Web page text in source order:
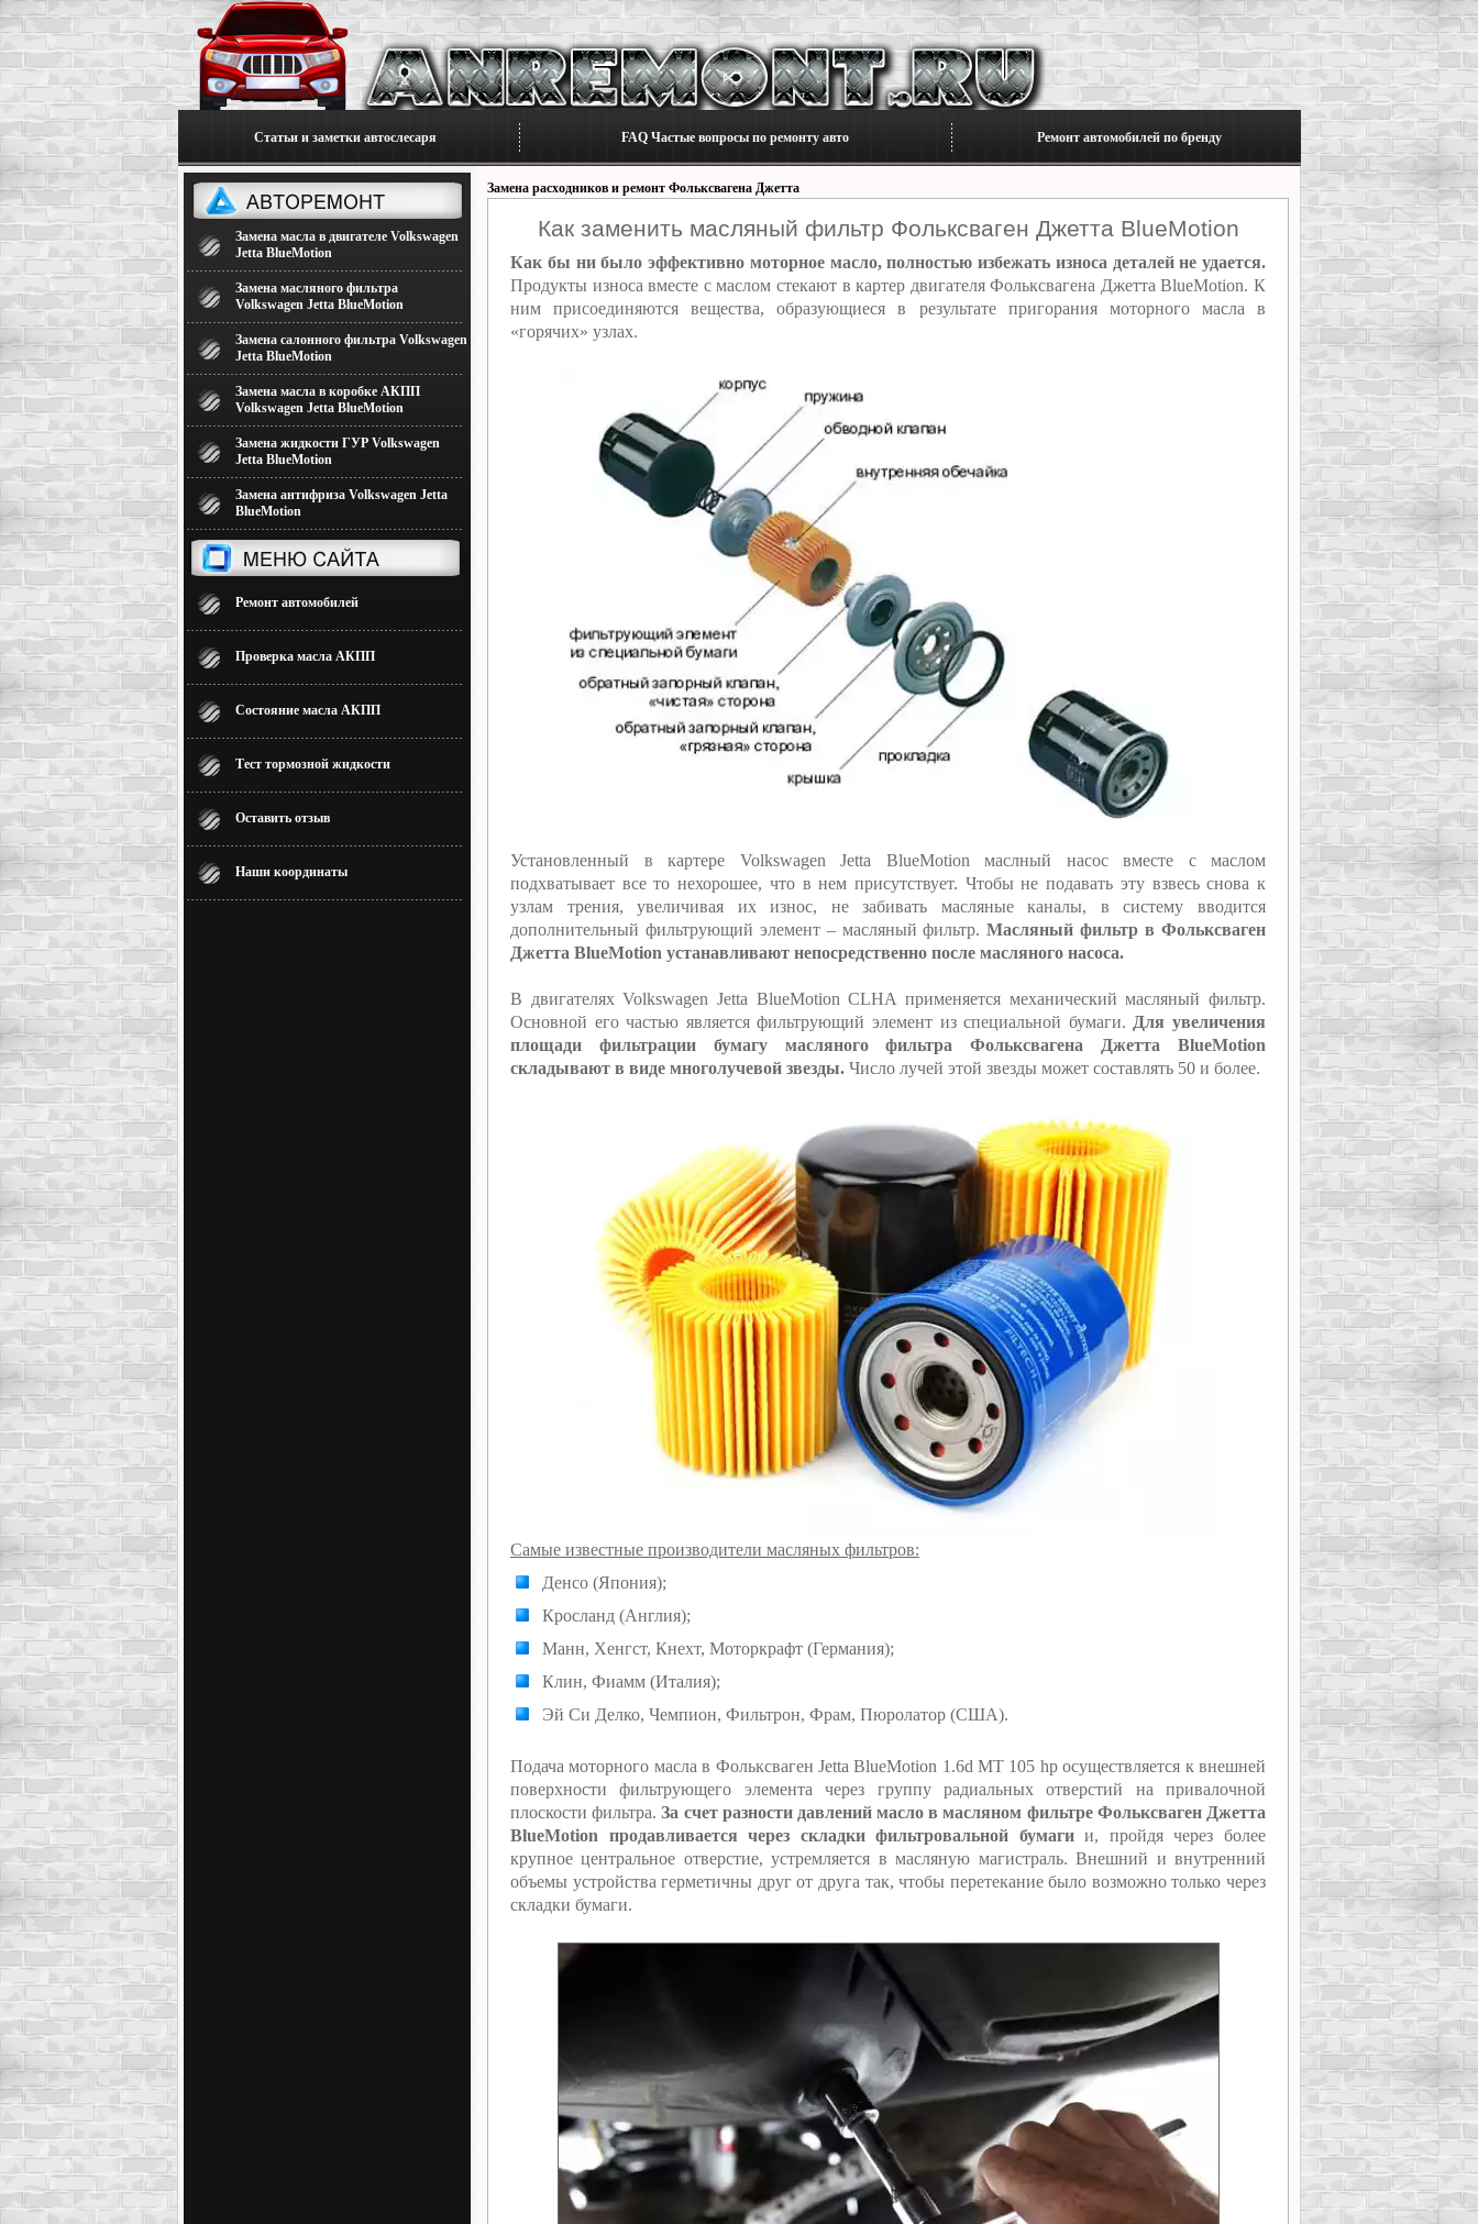
Статьи и заметки автослесаря FAQ Частые вопросы по ремонту авто Ремонт автомобилей по бренду
Замена масла в двигателе Volkswagen
Jetta BlueMotion
Замена масляного фильтра
Volkswagen Jetta BlueMotion
Замена салонного фильтра Volkswagen
Jetta BlueMotion
Замена масла в коробке АКПП
Volkswagen Jetta BlueMotion
Замена жидкости ГУР Volkswagen
Jetta BlueMotion
Замена антифриза Volkswagen Jetta
BlueMotion
Ремонт автомобилей
Проверка масла АКПП
Состояние масла АКПП
Тест тормозной жидкости
Оставить отзыв
Наши координаты
Замена расходников и ремонт Фольксвагена Джетта
Как заменить масляный фильтр Фольксваген Джетта BlueMotion
Как бы ни было эффективно моторное масло, полностью избежать износа деталей не удается.
Продукты износа вместе с маслом стекают в картер двигателя Фольксвагена Джетта BlueMotion. К
ним присоединяются вещества, образующиеся в результате пригорания моторного масла в
«горячих» узлах.
Установленный в картере Volkswagen Jetta BlueMotion маслный насос вместе с маслом
подхватывает все то нехорошее, что в нем присутствует. Чтобы не подавать эту взвесь снова к
узлам трения, увеличивая их износ, не забивать масляные каналы, в систему вводится
дополнительный фильтрующий элемент – масляный фильтр.Масляный фильтр в Фольксваген
Джетта BlueMotion устанавливают непосредственно после масляного насоса.
В двигателях Volkswagen Jetta BlueMotion CLHA применяется механический масляный фильтр.
Основной его частью является фильтрующий элемент из специальной бумаги. Для увеличения
площади фильтрации бумагу масляного фильтра Фольксвагена Джетта BlueMotion
складывают в виде многолучевой звезды. Число лучей этой звезды может составлять 50 и более.
Самые известные производители масляных фильтров:
Денсо (Япония);
Кросланд (Англия);
Манн, Хенгст, Кнехт, Моторкрафт (Германия);
Клин, Фиамм (Италия);
Эй Си Делко, Чемпион, Фильтрон, Фрам, Пюролатор (США).
Подача моторного масла в Фольксваген Jetta BlueMotion 1.6d MT 105 hp осуществляется к внешней
поверхности фильтрующего элемента через группу радиальных отверстий на привалочной
плоскости фильтра.За счет разности давлений масло в масляном фильтре Фольксваген Джетта
BlueMotion продавливается через складки фильтровальной бумагии, пройдя через более
крупное центральное отверстие, устремляется в масляную магистраль. Внешний и внутренний
объемы устройства герметичны друг от друга так, чтобы перетекание было возможно только через
складки бумаги.